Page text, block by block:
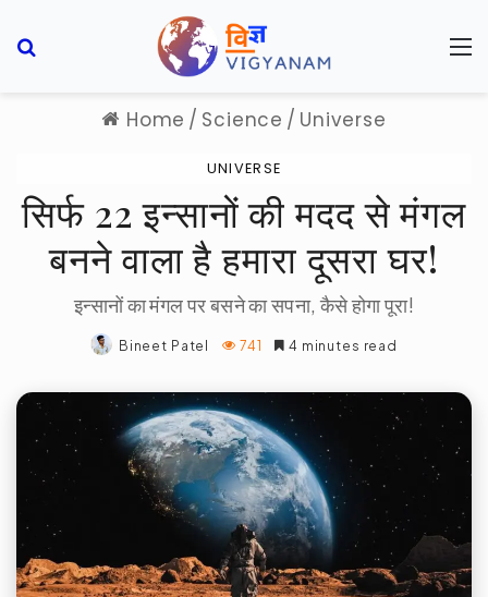
Home / Science / Universe
UNIVERSE
सिर्फ 22 इन्सानों की मदद से मंगल
बनने वाला है हमारा दूसरा घर!
इन्सानों का मंगल पर बसने का सपना, कैसे होगा पूरा!
Bineet Patel 741 4 minutes read